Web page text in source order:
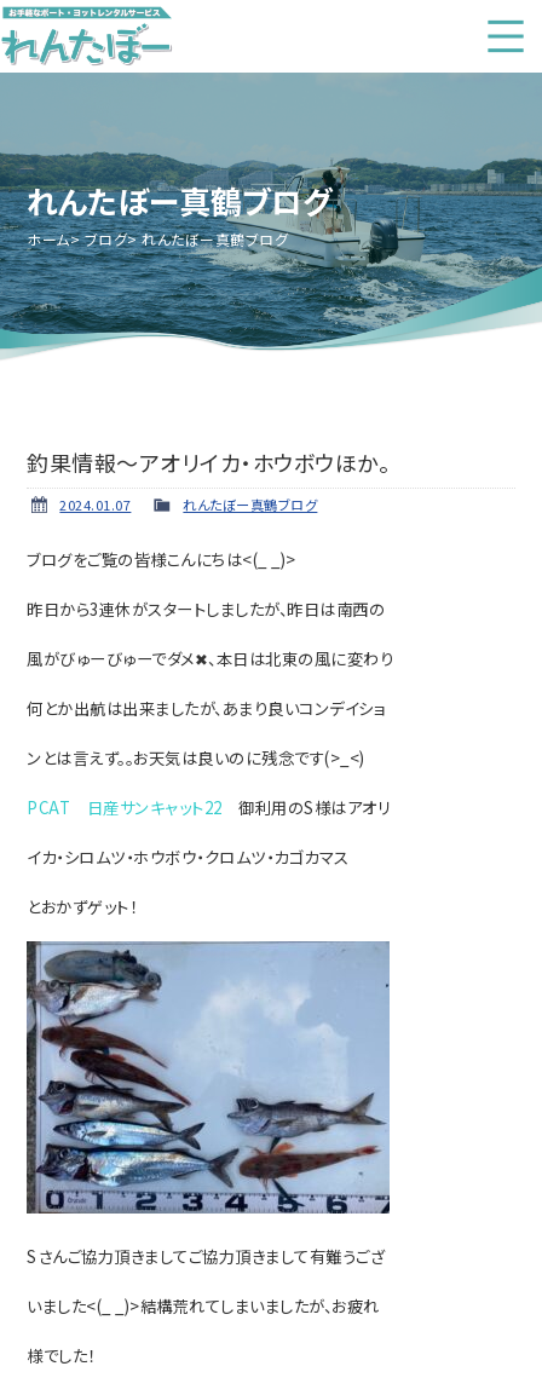
れんたぼー真鶴ブログ
ホーム ブログ れんたぼー真鶴ブログ
釣果情報～アオリイカ・ホウボウほか。
2024.01.07 れんたぼー真鶴ブログ
ブログをご覧の皆様こんにちは<(_ _)>
昨日から3連休がスタートしましたが、昨日は南西の
風がびゅーびゅーでダメ✖、本日は北東の風に変わり
何とか出航は出来ましたが、あまり良いコンデイショ
ンとは言えず。。お天気は良いのに残念です(>_<)
PCAT 日産サンキャット22 御利用のS様はアオリ
イカ・シロムツ・ホウボウ・クロムツ・カゴカマス
とおかずゲット！
Sさんご協力頂きましてご協力頂きまして有難うござ
いました<(_ _)>結構荒れてしまいましたが、お疲れ
様でした！